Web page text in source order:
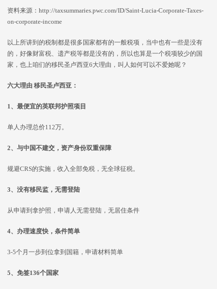
资料来源：http://taxsummaries.pwc.com/ID/Saint-Lucia-Corporate-Taxes-
on-corporate-income
以上所讲到的税制都是很多国家都有的一般税项，当中也有一些是没有
的，好像财富税、遗产税等都是没有的，所以也算是一个税项较少的国
家，也上咱们的移民圣卢西亚6大理由，叫人如何可以不爱她呢？
六大理由 移民圣卢西亚：
1、最便宜的英联邦护照项目
单人办理总价112万。
2、与中国不建交，资产身份双重保障
规避CRS的实施，收入全部免税，无全球征税。
3、没有移民监，无需登陆
从申请到拿护照，申请人无需登陆，无居住条件
4、办理速度快，条件简单
3-5个月一步到位拿到国籍，申请材料简单
5、免签136个国家